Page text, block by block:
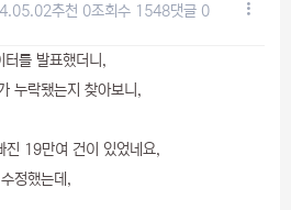
추천 0조회수 1548댓글 0
를 발표했더니,
누락됐는지 찾아보니,
19만여 건이 있었네요,
정했는데,